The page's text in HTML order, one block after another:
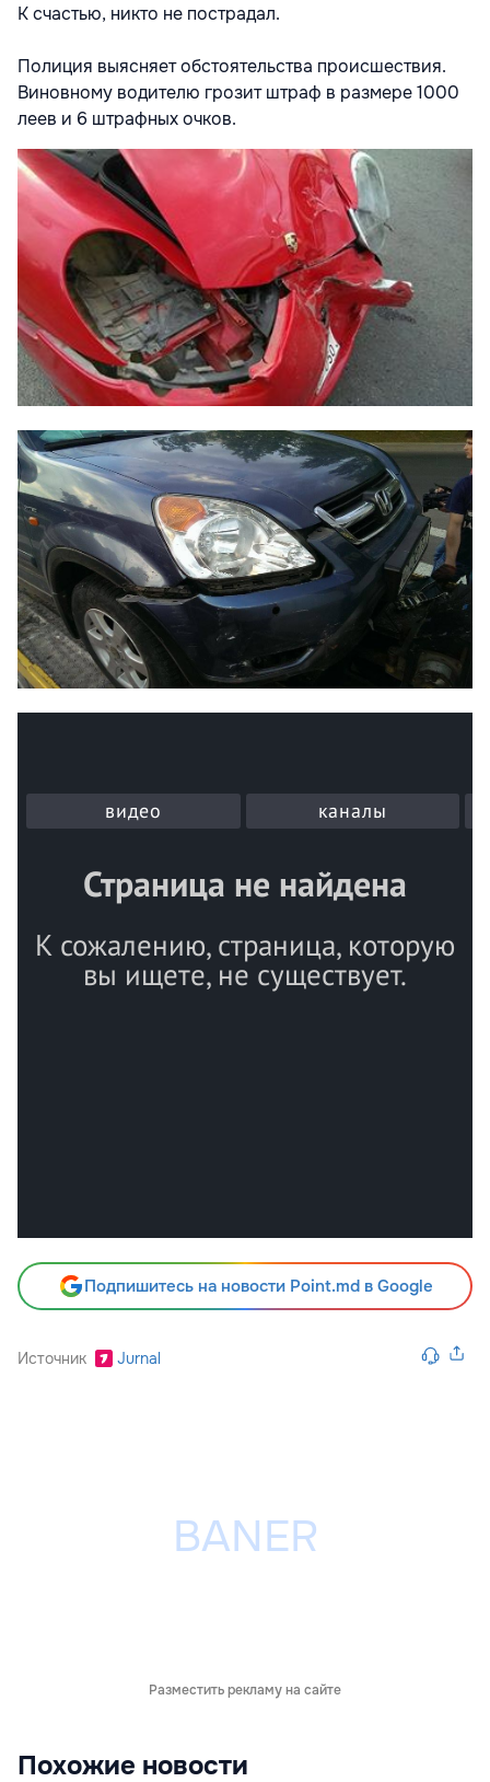
К счастью, никто не пострадал.
Полиция выясняет обстоятельства происшествия.
Виновному водителю грозит штраф в размере 1000
леев и 6 штрафных очков.
Подпишитесь на новости Point.md в Google
Источник Jurnal
Разместить рекламу на сайте
Похожие новости